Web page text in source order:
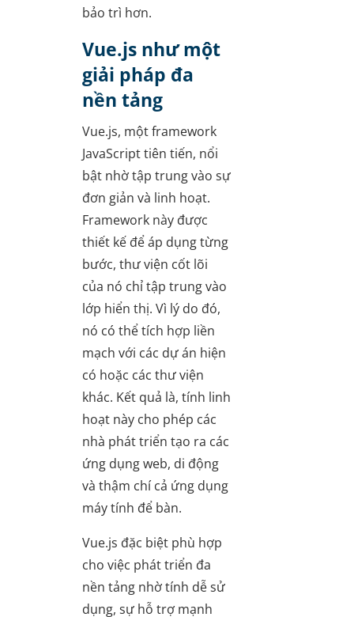
bảo trì hơn.
Vue.js như một
giải pháp đa
nền tảng
Vue.js, một framework
JavaScript tiên tiến, nổi
bật nhờ tập trung vào sự
đơn giản và linh hoạt.
Framework này được
thiết kế để áp dụng từng
bước, thư viện cốt lõi
của nó chỉ tập trung vào
lớp hiển thị. Vì lý do đó,
nó có thể tích hợp liền
mạch với các dự án hiện
có hoặc các thư viện
khác. Kết quả là, tính linh
hoạt này cho phép các
nhà phát triển tạo ra các
ứng dụng web, di động
và thậm chí cả ứng dụng
máy tính để bàn.
Vue.js đặc biệt phù hợp
cho việc phát triển đa
nền tảng nhờ tính dễ sử
dụng, sự hỗ trợ mạnh